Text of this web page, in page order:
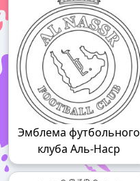
Эмблема футбольного
клуба Аль-Наср